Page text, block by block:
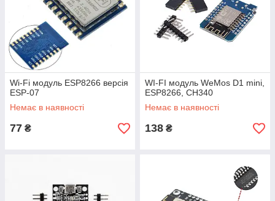
Wi-Fi модуль ESP8266 версія
ESP-07
Немає в наявності
77 ₴
WI-FI модуль WeMos D1 mini,
ESP8266, CH340
Немає в наявності
138 ₴